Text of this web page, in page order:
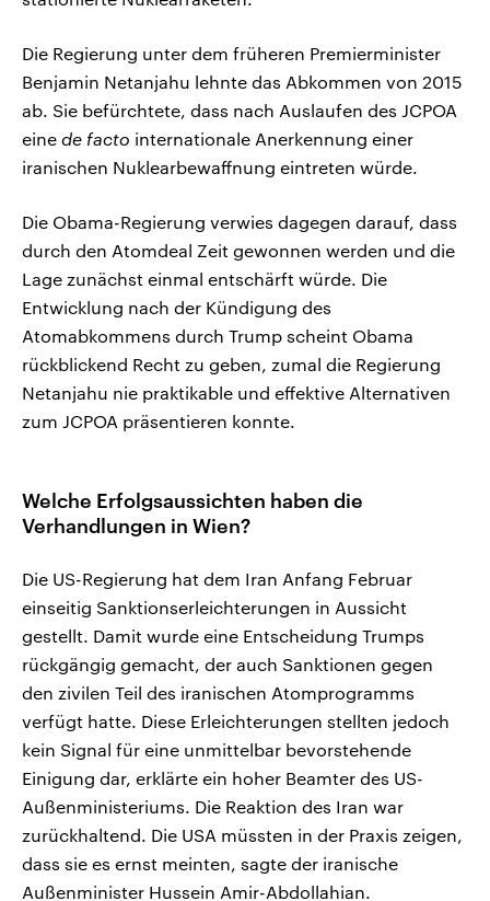
Die Regierung unter dem früheren Premierminister
Benjamin Netanjahu lehnte das Abkommen von 2015
ab. Sie befürchtete, dass nach Auslaufen des JCPOA
eine de facto internationale Anerkennung einer
iranischen Nuklearbewaffnung eintreten würde.
Die Obama-Regierung verwies dagegen darauf, dass
durch den Atomdeal Zeit gewonnen werden und die
Lage zunächst einmal entschärft würde. Die
Entwicklung nach der Kündigung des
Atomabkommens durch Trump scheint Obama
rückblickend Recht zu geben, zumal die Regierung
Netanjahu nie praktikable und effektive Alternativen
zum JCPOA präsentieren konnte.
Welche Erfolgsaussichten haben die
Verhandlungen in Wien?
Die US-Regierung hat dem Iran Anfang Februar
einseitig Sanktionserleichterungen in Aussicht
gestellt. Damit wurde eine Entscheidung Trumps
rückgängig gemacht, der auch Sanktionen gegen
den zivilen Teil des iranischen Atomprogramms
verfügt hatte. Diese Erleichterungen stellten jedoch
kein Signal für eine unmittelbar bevorstehende
Einigung dar, erklärte ein hoher Beamter des US-
Außenministeriums. Die Reaktion des Iran war
zurückhaltend. Die USA müssten in der Praxis zeigen,
dass sie es ernst meinten, sagte der iranische
Außenminister Hussein Amir-Abdollahian.